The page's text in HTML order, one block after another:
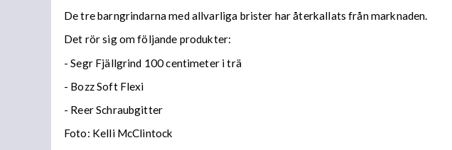
De tre barngrindarna med allvarliga brister har återkallats från marknaden.
Det rör sig om följande produkter:
- Segr Fjällgrind 100 centimeter i trä
- Bozz Soft Flexi
- Reer Schraubgitter
Foto: Kelli McClintock